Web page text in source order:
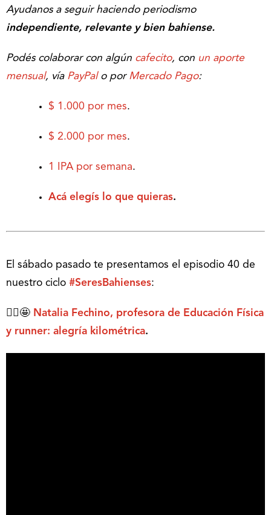
Ayudanos a seguir haciendo periodismo
independiente, relevante y bien bahiense.
Podés colaborar con algún cafecito, con un aporte
mensual, vía PayPalo por Mercado Pago:
$ 1.000 por mes.
$ 2.000 por mes.
1 IPA por semana.
Acá elegís lo que quieras.
El sábado pasado te presentamos el episodio 40 de
nuestro ciclo #SeresBahienses:
🏃‍♀️🤩 Natalia Fechino, profesora de Educación Física
y runner: alegría kilométrica.